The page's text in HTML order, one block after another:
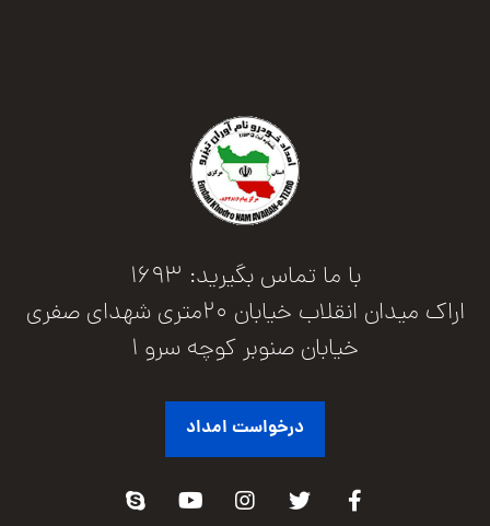
با ما تماس بگیرید: 1693
اراک میدان انقلاب خیابان 20متری شهدای صفری
خیابان صنوبر کوچه سرو 1
درخواست امداد